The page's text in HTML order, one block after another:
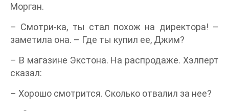
Морган.
– Смотри-ка, ты стал похож на директора! –
заметила она. – Где ты купил ее, Джим?
– В магазине Экстона. На распродаже. Хэлперт
сказал:
– Хорошо смотрится. Сколько отвалил за нее?